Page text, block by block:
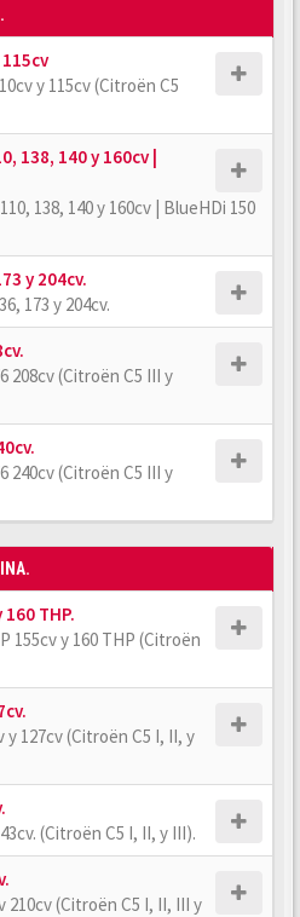
y 115cv (Citroën C5
138, 140 y 160cv |
138, 140 y 160cv | BlueHDi 150
y 204cv.
173 y 204cv.
208cv (Citroën C5 III y
240cv (Citroën C5 III y
THP.
155cv y 160 THP (Citroën
y 127cv (Citroën C5 I, II, y
(Citroën C5 I, II, y III).
210cv (Citroën C5 I, II, III y